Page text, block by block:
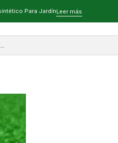
Para JardínLeer más
x m2
7mm -